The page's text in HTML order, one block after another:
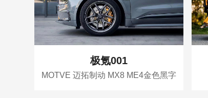
极氪001
MOTVE 迈拓制动 MX8 ME4金色黑字